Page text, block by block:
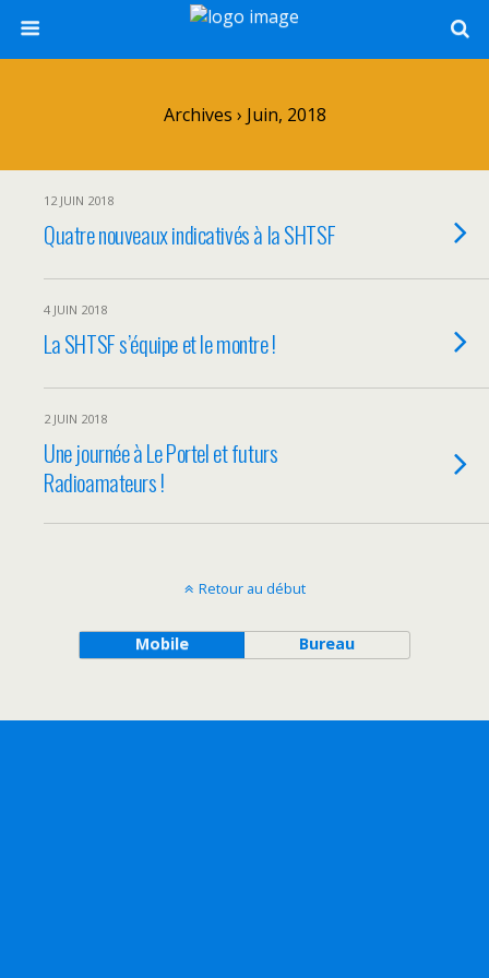
Archives › Juin, 2018
12 JUIN 2018
Quatre nouveaux indicativés à la SHTSF
4 JUIN 2018
La SHTSF s’équipe et le montre !
2 JUIN 2018
Une journée à Le Portel et futurs
Radioamateurs !
Retour au début
Mobile Bureau